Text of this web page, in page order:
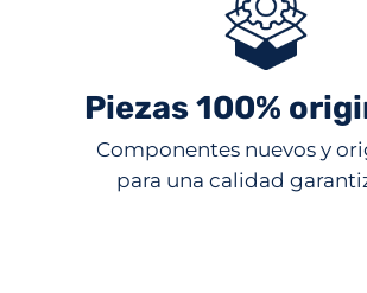
Piezas 100%
Componentes nuevos y
para una calidad